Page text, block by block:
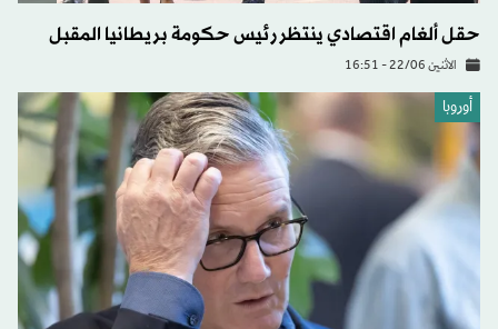
حقل ألغام اقتصادي ينتظر رئيس حكومة بريطانيا المقبل
الاثنين 22/06 - 16:51
أوروبا